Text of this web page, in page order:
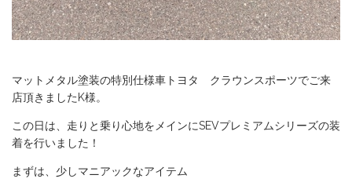
マットメタル塗装の特別仕様車トヨタ クラウンスポーツでご来
店頂きましたK様。
この日は、走りと乗り心地をメインにSEVプレミアムシリーズの装
着を行いました！
まずは、少しマニアックなアイテム